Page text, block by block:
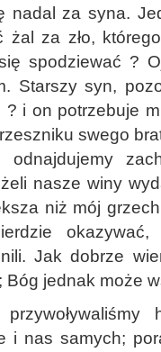
nadal za syna.
za zło,
spodziewać ?
Starszy syn,
i on potrzebuje
swego
odnajdujemy
nasze winy
niż mój
Jak dobrze
jednak może
i nas samych;